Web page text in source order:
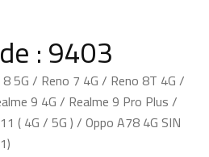
: 9403
5G / Reno 7 4G / Reno 8T 4G /
9 4G / Realme 9 Pro Plus /
( 4G / 5G ) / Oppo A78 4G SIN